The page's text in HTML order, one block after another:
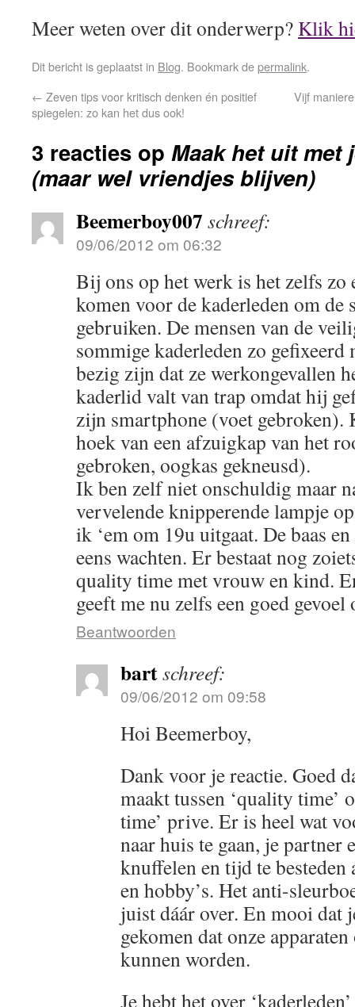
Meer weten over dit onderwerp? Klik
Dit bericht is geplaatst in Blog. Bookmark depermalink.
← Zeven tips voor kritisch denken én positief
spiegelen: zo kan het dus ook!
Vijf
3 reacties op Maak het uit met
(maar wel vriendjes blijven)
Beemerboy007 schreef:
09/06/2012 om 06:32
Bij ons op het werk is het zelfs zo
komen voor de kaderleden om de
gebruiken. De mensen van de
sommige kaderleden zo
bezig zijn dat ze werkongevallen
kaderlid valt van trap omdat hij
zijn smartphone (voet gebroken).
hoek van een afzuigkap van het
gebroken, oogkas gekneusd).
Ik ben zelf niet onschuldig maar
vervelende knipperende lampje
ik ‘em om 19u uitgaat. De baas
eens wachten. Er bestaat nog
quality time met vrouw en kind.
geeft me nu zelfs een goed gevoel
Beantwoorden
bartschreef:
09/06/2012 om 09:58
Hoi Beemerboy,
Dank voor je reactie. Goed
maakt tussen ‘quality time’
time’ prive. Er is heel wat
naar huis te gaan, je partner
knuffelen en tijd te
en hobby’s. Het anti-
juist dáár over. En mooi dat
gekomen dat onze
kunnen worden.
Je hebt het over